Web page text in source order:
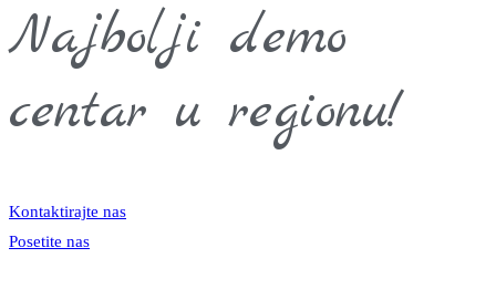
Najbolji demo
centar u regionu!
Kontaktirajte nas
Posetite nas